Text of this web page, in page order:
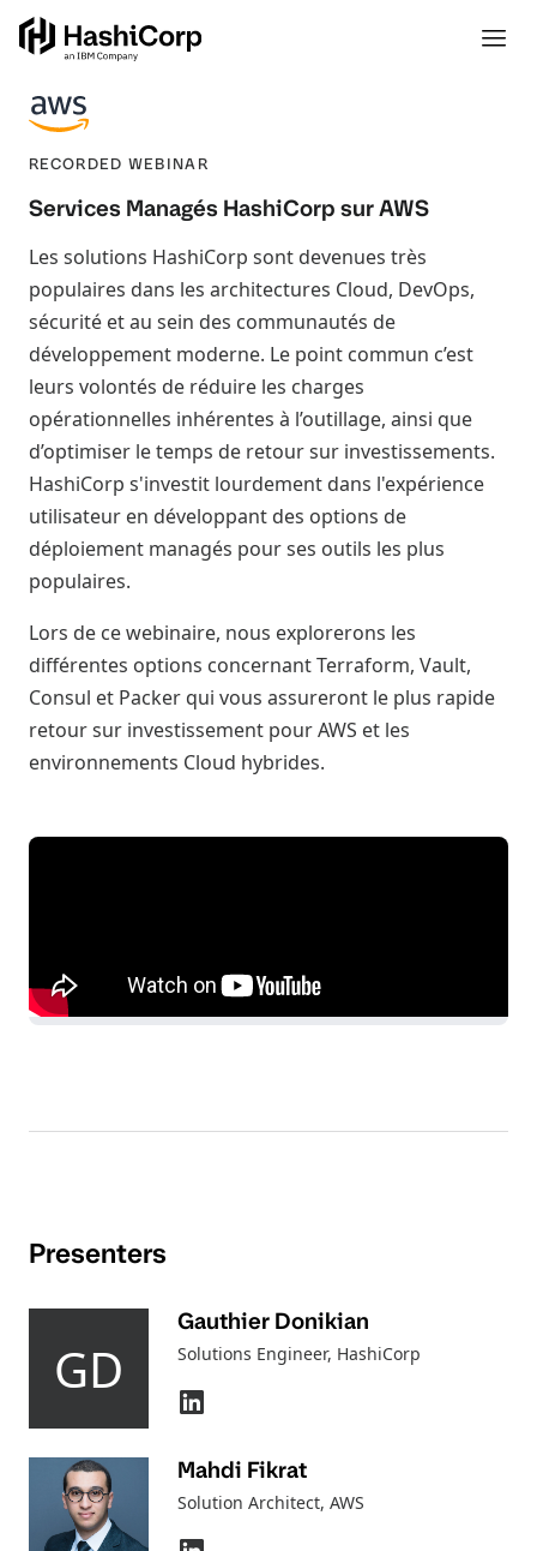
RECORDED WEBINAR
Services Managés HashiCorp sur AWS
Les solutions HashiCorp sont devenues très
populaires dans les architectures Cloud, DevOps,
sécurité et au sein des communautés de
développement moderne. Le point commun c’est
leurs volontés de réduire les charges
opérationnelles inhérentes à l’outillage, ainsi que
d’optimiser le temps de retour sur investissements.
HashiCorp s'investit lourdement dans l'expérience
utilisateur en développant des options de
déploiement managés pour ses outils les plus
populaires.
Lors de ce webinaire, nous explorerons les
différentes options concernant Terraform, Vault,
Consul et Packer qui vous assureront le plus rapide
retour sur investissement pour AWS et les
environnements Cloud hybrides.
Presenters
GD
Gauthier Donikian
Solutions Engineer, HashiCorp
Mahdi Fikrat
Solution Architect, AWS